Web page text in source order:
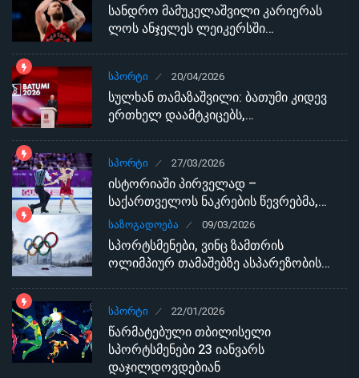
სანდრო მამუკელაშვილი კარიერას
ლოს ანჯელეს ლეიკერსში…
ᲡᲞᲝᲠᲢᲘ 20/04/2026
სულხან თამაზაშვილი: ბათუმი კიდევ
ერთხელ დაამტკიცებს,…
ᲡᲞᲝᲠᲢᲘ 27/03/2026
ისტორიაში პირველად –
საქართველოს ნაკრების წევრებმა,…
ᲡᲐᲖᲝᲒᲐᲓᲝᲔᲑᲐ 09/03/2026
სპორტსმენები, ვინც ზამთრის
ოლიმპიურ თამაშებზე ასპარეზობის…
ᲡᲞᲝᲠᲢᲘ 22/01/2026
წარმატებული თბილისელი
სპორტსმენები 23 იანვარს
დაჯილდოვდებიან